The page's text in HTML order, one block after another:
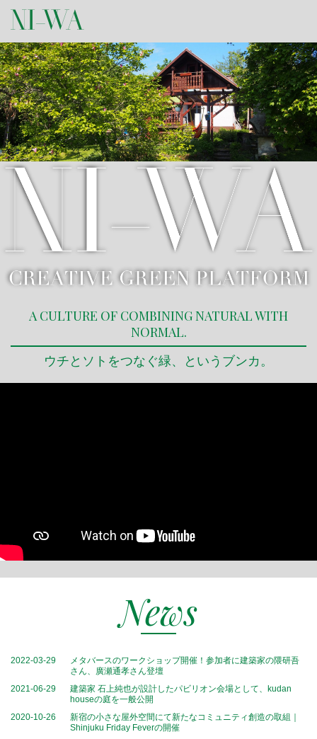
A CULTURE OF COMBINING NATURAL WITH
NORMAL.
ウチとソトをつなぐ緑、というブンカ。
News
2022-03-29
メタバースのワークショップ開催！参加者に建築家の隈研吾
さん、廣瀬通孝さん登壇
2021-06-29
建築家 石上純也が設計したパビリオン会場として、kudan
houseの庭を一般公開
2020-10-26
新宿の小さな屋外空間にて新たなコミュニティ創造の取組｜
Shinjuku Friday Feverの開催